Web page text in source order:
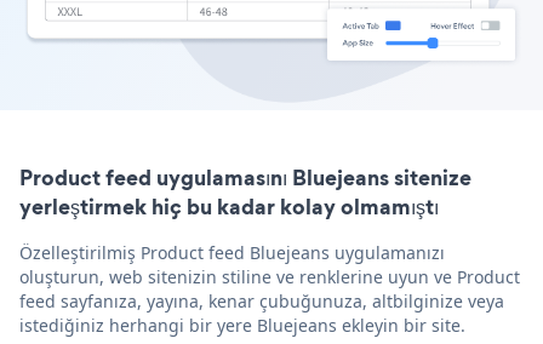
Product feed uygulamasını Bluejeans sitenize
yerleştirmek hiç bu kadar kolay olmamıştı
Özelleştirilmiş Product feed Bluejeans uygulamanızı
oluşturun, web sitenizin stiline ve renklerine uyun ve Product
feed sayfanıza, yayına, kenar çubuğunuza, altbilginize veya
istediğiniz herhangi bir yere Bluejeans ekleyin bir site.